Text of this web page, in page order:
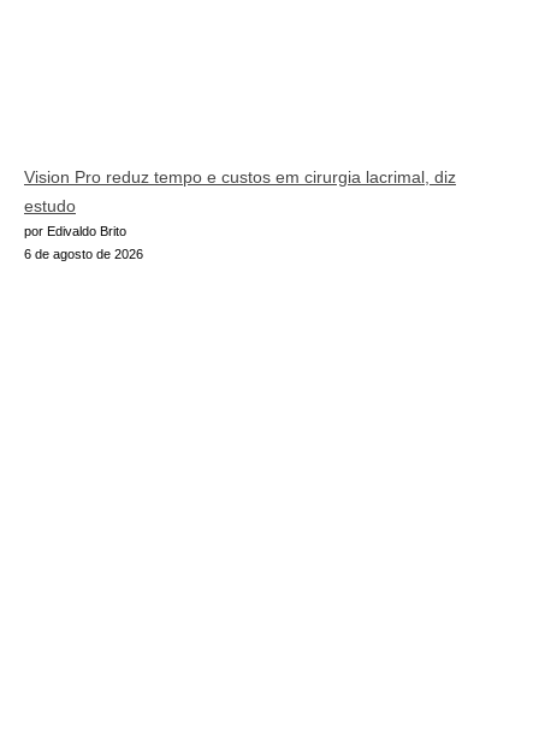
Vision Pro reduz tempo e custos em cirurgia lacrimal, diz
estudo
por Edivaldo Brito
6 de agosto de 2026